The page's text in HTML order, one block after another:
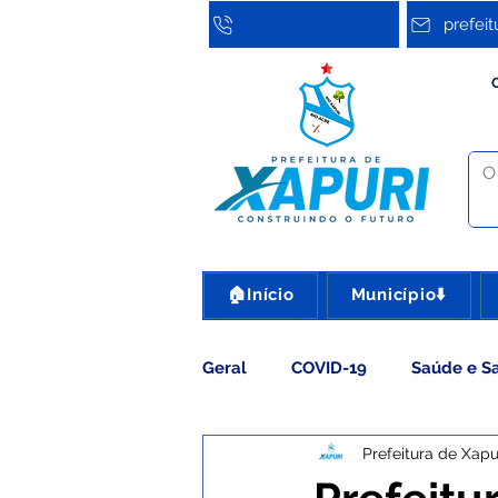
🏠Início Município⬇️
Geral COVID-19 Saúde e
Assistência SocialPrefeitura de